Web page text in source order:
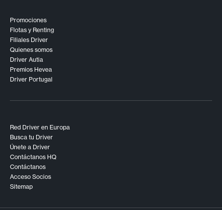
Promociones
Flotas y Renting
Filiales Driver
Quienes somos
Driver Autia
Premios Hevea
Driver Portugal
Red Driver en Europa
Busca tu Driver
Únete a Driver
Contáctanos HQ
Contáctanos
Acceso Socios
Sitemap